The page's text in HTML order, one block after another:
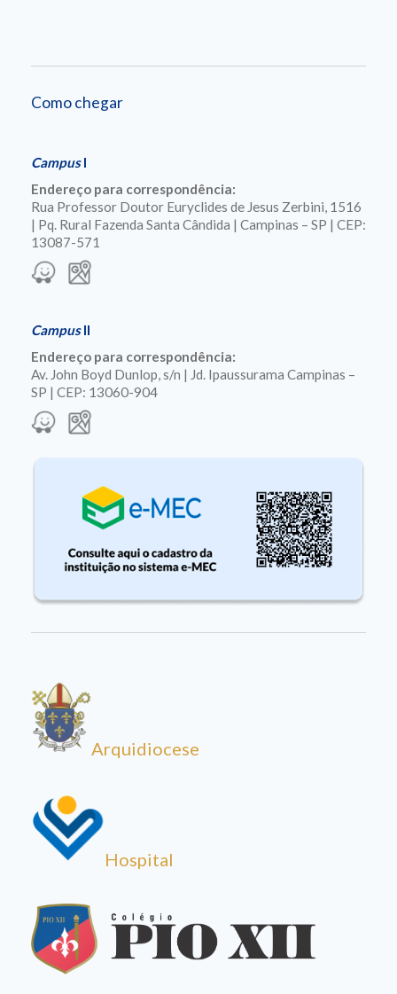
Como chegar
CampusI
Endereço para correspondência:
Rua Professor Doutor Euryclides de Jesus Zerbini, 1516
| Pq. Rural Fazenda Santa Cândida | Campinas – SP | CEP:
13087-571
CampusII
Endereço para correspondência:
Av. John Boyd Dunlop, s/n | Jd. Ipaussurama Campinas –
SP | CEP: 13060-904
Arquidiocese
Hospital